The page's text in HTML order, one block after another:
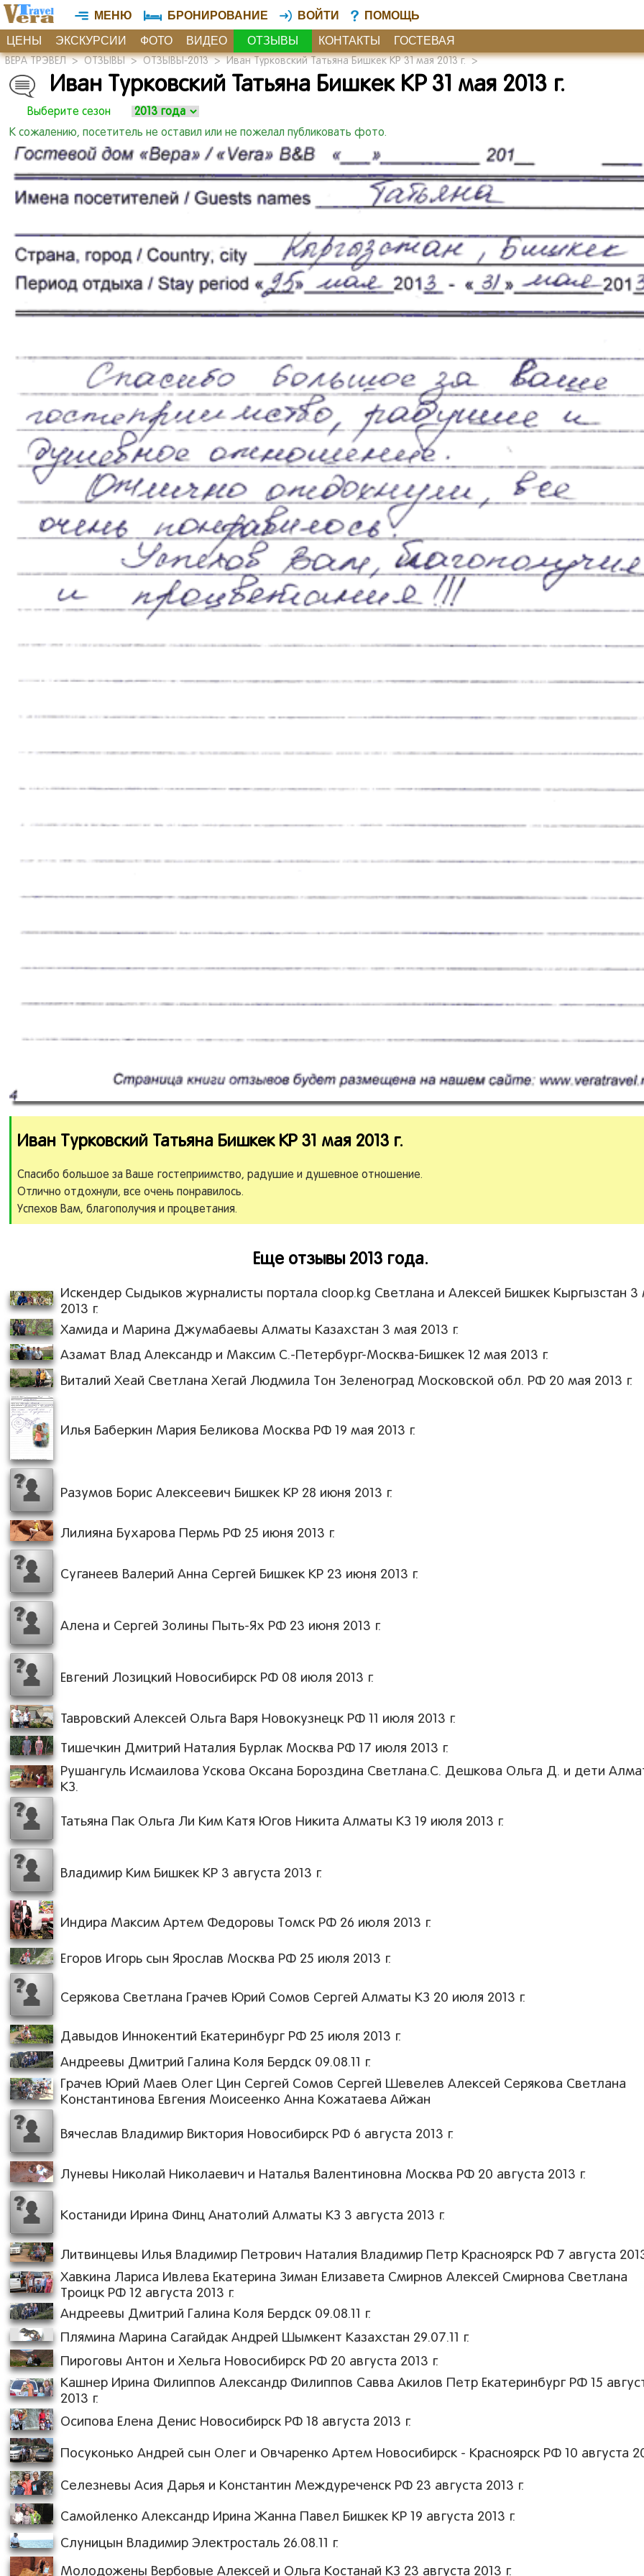
МЕНЮ БРОНИРОВАНИЕ ВОЙТИ ПОМОЩЬ
ЦЕНЫ ЭКСКУРСИИ ФОТО ВИДЕО ОТЗЫВЫ КОНТАКТЫ ГОСТЕВАЯ
ВЕРА ТРЭВЕЛ>ОТЗЫВЫ>ОТЗЫВЫ-2013>Иван Турковский Татьяна Бишкек КР 31 мая 2013 г.>
Иван Турковский Татьяна Бишкек КР 31 мая 2013 г.
Выберите сезон
К сожалению, посетитель не оставил или не пожелал публиковать фото.
Иван Турковский Татьяна Бишкек КР 31 мая 2013 г.
Спасибо большое за Ваше гостеприимство, радушие и душевное отношение.
Отлично отдохнули, все очень понравилось.
Успехов Вам, благополучия и процветания.
Еще отзывы 2013 года.
Искендер Сыдыков журналисты портала cloop.kg Светлана и Алексей Бишкек Кыргызстан 3
2013 г.
Хамида и Марина Джумабаевы Алматы Казахстан 3 мая 2013 г.
Азамат Влад Александр и Максим С.-Петербург-Москва-Бишкек 12 мая 2013 г.
Виталий Хеай Светлана Хегай Людмила Тон Зеленоград Московской обл. РФ 20 мая 2013 г.
Илья Баберкин Мария Беликова Москва РФ 19 мая 2013 г.
Разумов Борис Алексеевич Бишкек КР 28 июня 2013 г.
Лилияна Бухарова Пермь РФ 25 июня 2013 г.
Суганеев Валерий Анна Сергей Бишкек КР 23 июня 2013 г.
Алена и Сергей Золины Пыть-Ях РФ 23 июня 2013 г.
Евгений Лозицкий Новосибирск РФ 08 июля 2013 г.
Тавровский Алексей Ольга Варя Новокузнецк РФ 11 июля 2013 г.
Тишечкин Дмитрий Наталия Бурлак Москва РФ 17 июля 2013 г.
Рушангуль Исмаилова Ускова Оксана Бороздина Светлана.С. Дешкова Ольга Д. и дети
КЗ.
Татьяна Пак Ольга Ли Ким Катя Югов Никита Алматы КЗ 19 июля 2013 г.
Владимир Ким Бишкек КР 3 августа 2013 г.
Индира Максим Артем Федоровы Томск РФ 26 июля 2013 г.
Егоров Игорь сын Ярослав Москва РФ 25 июля 2013 г.
Серякова Светлана Грачев Юрий Сомов Сергей Алматы КЗ 20 июля 2013 г.
Давыдов Иннокентий Екатеринбург РФ 25 июля 2013 г.
Андреевы Дмитрий Галина Коля Бердск 09.08.11 г.
Грачев Юрий Маев Олег Цин Сергей Сомов Сергей Шевелев Алексей Серякова Светлана
Константинова Евгения Моисеенко Анна Кожатаева Айжан
Вячеслав Владимир Виктория Новосибирск РФ 6 августа 2013 г.
Луневы Николай Николаевич и Наталья Валентиновна Москва РФ 20 августа 2013 г.
Костаниди Ирина Финц Анатолий Алматы КЗ 3 августа 2013 г.
Литвинцевы Илья Владимир Петрович Наталия Владимир Петр Красноярск РФ 7 августа
Хавкина Лариса Ивлева Екатерина Зиман Елизавета Смирнов Алексей Смирнова Светлана
Троицк РФ 12 августа 2013 г.
Андреевы Дмитрий Галина Коля Бердск 09.08.11 г.
Плямина Марина Сагайдак Андрей Шымкент Казахстан 29.07.11 г.
Пироговы Антон и Хельга Новосибирск РФ 20 августа 2013 г.
Кашнер Ирина Филиппов Александр Филиппов Савва Акилов Петр Екатеринбург РФ 15
2013 г.
Осипова Елена Денис Новосибирск РФ 18 августа 2013 г.
Посуконько Андрей сын Олег и Овчаренко Артем Новосибирск - Красноярск РФ 10 августа
Селезневы Асия Дарья и Константин Междуреченск РФ 23 августа 2013 г.
Самойленко Александр Ирина Жанна Павел Бишкек КР 19 августа 2013 г.
Слуницын Владимир Электросталь 26.08.11 г.
Молодожены Вербовые Алексей и Ольга Костанай КЗ 23 августа 2013 г.